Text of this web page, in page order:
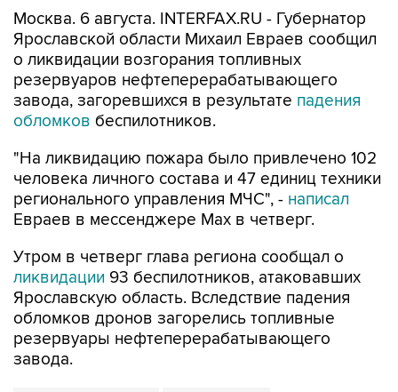
Москва. 6 августа. INTERFAX.RU - Губернатор
Ярославской области Михаил Евраев сообщил
о ликвидации возгорания топливных
резервуаров нефтеперерабатывающего
завода, загоревшихся в результате падения
обломков беспилотников.
"На ликвидацию пожара было привлечено 102
человека личного состава и 47 единиц техники
регионального управления МЧС", - написал
Евраев в мессенджере Мах в четверг.
Утром в четверг глава региона сообщал о
ликвидации 93 беспилотников, атаковавших
Ярославскую область. Вследствие падения
обломков дронов загорелись топливные
резервуары нефтеперерабатывающего
завода.